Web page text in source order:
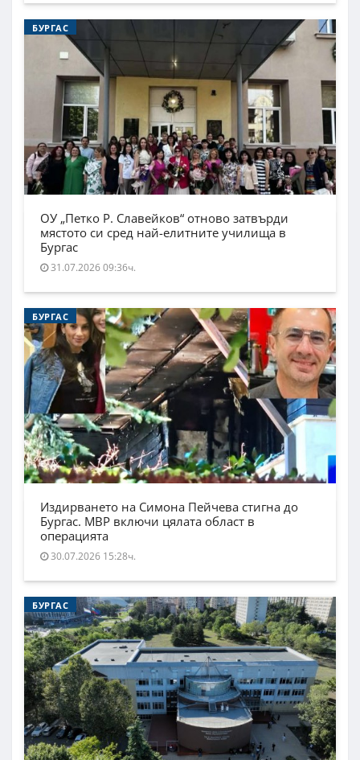
БУРГАС
ОУ „Петко Р. Славейков“ отново затвърди
мястото си сред най-елитните училища в
Бургас
31.07.2026 09:36ч.
БУРГАС
Издирването на Симона Пейчева стигна до
Бургас. МВР включи цялата област в
операцията
30.07.2026 15:28ч.
БУРГАС